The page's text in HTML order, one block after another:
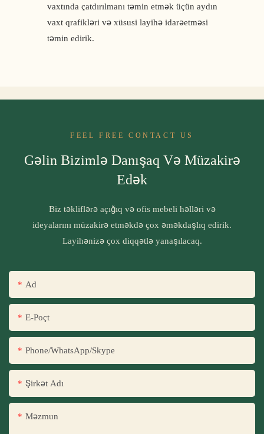
vaxtında çatdırılmanı təmin etmək üçün aydın
vaxt qrafikləri və xüsusi layihə idarəetməsi
təmin edirik.
FEEL FREE CONTACT US
Gəlin Bizimlə Danışaq Və Müzakirə
Edək
Biz təkliflərə açığıq və ofis mebeli həlləri və
ideyalarını müzakirə etməkdə çox əməkdaşlıq edirik.
Layihənizə çox diqqətlə yanaşılacaq.
Ad
E-Poçt
Phone/WhatsApp/Skype
Şirkət Adı
Məzmun